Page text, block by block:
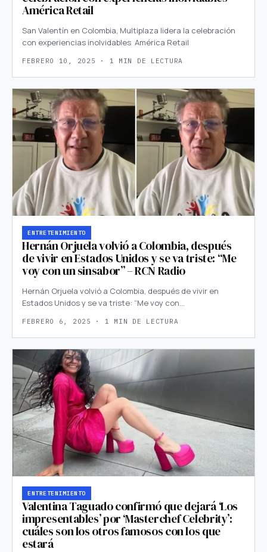
América Retail
San Valentín en Colombia, Multiplaza lidera la celebración
con experiencias inolvidables América Retail
FEBRERO 10, 2025 · 1 MIN DE LECTURA
ENTRETENIMIENTO
Hernán Orjuela volvió a Colombia, después
de vivir en Estados Unidos y se va triste: “Me
voy con un sinsabor” – RCN Radio
Hernán Orjuela volvió a Colombia, después de vivir en
Estados Unidos y se va triste: “Me voy con…
FEBRERO 6, 2025 · 1 MIN DE LECTURA
ENTRETENIMIENTO
Valentina Taguado confirmó que dejará ‘Los
impresentables’ por ‘Masterchef Celebrity’:
cuáles son los otros famosos con los que
estará